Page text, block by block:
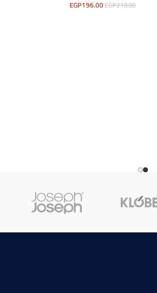
EGP210.00
EGP196.00